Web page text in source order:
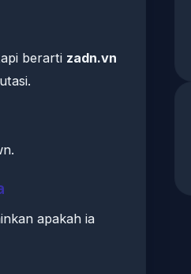
berarti zadn.vn
apakah ia